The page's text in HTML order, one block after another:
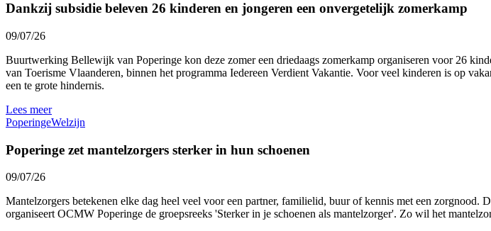
Dankzij subsidie beleven 26 kinderen en jongeren een onvergetelijk zomerkamp
09/07/26
Buurtwerking Bellewijk van Poperinge kon deze zomer een driedaags zomerkamp organiseren voor 26
van Toerisme Vlaanderen, binnen het programma Iedereen Verdient Vakantie. Voor veel kinderen is op
een te grote hindernis.
Lees meer
PoperingeWelzijn
Poperinge zet mantelzorgers sterker in hun schoenen
09/07/26
Mantelzorgers betekenen elke dag heel veel voor een partner, familielid, buur of kennis met een
organiseert OCMW Poperinge de groepsreeks 'Sterker in je schoenen als mantelzorger'. Zo wil het